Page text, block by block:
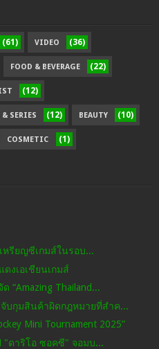
(61) VIDEO (36)
FOOD & BEVERAGE (22)
(12)
SERIES (12) BEAUTY (10)
COSMETIC (1)
รียญซีเกมส์ในรอบ...
งเอเชียนเกมส์
“Amazing Thailand...
บกุมสินค้าผิดกฎหมายที่สำค...
Mini Tournament 2025”
"ดาริโอ ซอคซี" จอมบ...